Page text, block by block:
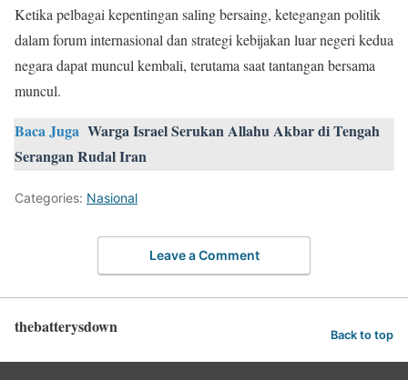
Ketika pelbagai kepentingan saling bersaing, ketegangan politik
dalam forum internasional dan strategi kebijakan luar negeri kedua
negara dapat muncul kembali, terutama saat tantangan bersama
muncul.
Baca Juga Warga Israel Serukan Allahu Akbar di Tengah
Serangan Rudal Iran
Categories: Nasional
Leave a Comment
thebatterysdown Back to top